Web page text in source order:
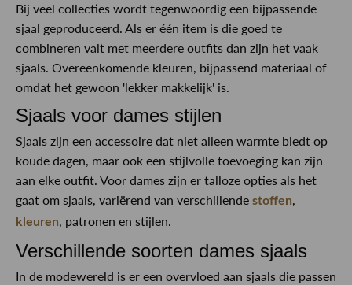
Bij veel collecties wordt tegenwoordig een bijpassende
sjaal geproduceerd. Als er één item is die goed te
combineren valt met meerdere outfits dan zijn het vaak
sjaals. Overeenkomende kleuren, bijpassend materiaal of
omdat het gewoon 'lekker makkelijk' is.
Sjaals voor dames stijlen
Sjaals zijn een accessoire dat niet alleen warmte biedt op
koude dagen, maar ook een stijlvolle toevoeging kan zijn
aan elke outfit. Voor dames zijn er talloze opties als het
gaat om sjaals, variërend van verschillende stoffen,
kleuren, patronen en stijlen.
Verschillende soorten dames sjaals
In de modewereld is er een overvloed aan sjaals die passen